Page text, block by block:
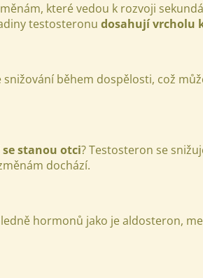
které vedou k rozvoji
testosteronu dosahují vrcholu
během dospělosti, což
stanou otci? Testosteron se
dochází.
hormonů jako je aldosteron,